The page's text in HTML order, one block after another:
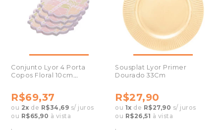
Conjunto Lyor 4 Porta
Copos Floral 10cm
R$69,37
ou 2x de R$34,69 s/ juros
ou R$65,90 à vista
Sousplat Lyor Primer
Dourado 33Cm
R$27,90
ou 1x de R$27,90 s/ juros
ou R$26,51 à vista